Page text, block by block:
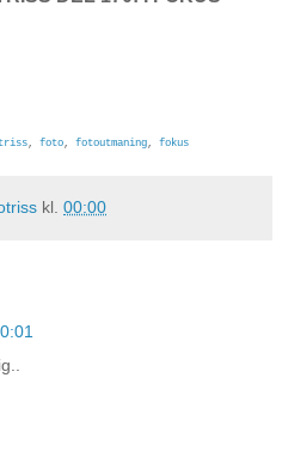
, foto, fotoutmaning, fokus
kl. 00:00